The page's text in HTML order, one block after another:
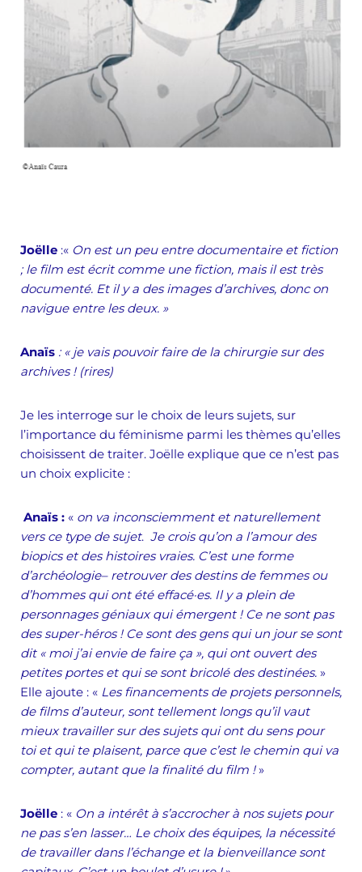
Joëlle :« On est un peu entre documentaire et fiction
; le film est écrit comme une fiction, mais il est très
documenté. Et il y a des images d’archives, donc on
navigue entre les deux. »
Anaïs : « je vais pouvoir faire de la chirurgie sur des
archives ! (rires)
Je les interroge sur le choix de leurs sujets, sur
l’importance du féminisme parmi les thèmes qu’elles
choisissent de traiter. Joëlle explique que ce n’est pas
un choix explicite :
Anaïs : « on va inconsciemment et naturellement
vers ce type de sujet. Je crois qu’on a l’amour des
biopics et des histoires vraies. C’est une forme
d’archéologie– retrouver des destins de femmes ou
d’hommes qui ont été effacé·es. Il y a plein de
personnages géniaux qui émergent ! Ce ne sont pas
des super-héros ! Ce sont des gens qui un jour se sont
dit « moi j’ai envie de faire ça », qui ont ouvert des
petites portes et qui se sont bricolé des destinées. »
Elle ajoute : « Les financements de projets personnels,
de films d’auteur, sont tellement longs qu’il vaut
mieux travailler sur des sujets qui ont du sens pour
toi et qui te plaisent, parce que c’est le chemin qui va
compter, autant que la finalité du film !»
Joëlle : « On a intérêt à s’accrocher à nos sujets pour
ne pas s’en lasser… Le choix des équipes, la nécessité
de travailler dans l’échange et la bienveillance sont